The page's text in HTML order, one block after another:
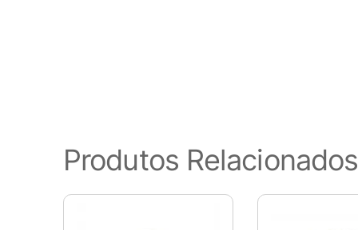
Produtos Relacionados
funcionalidades básicas do
Os cookies necessários são
apenas cookies que